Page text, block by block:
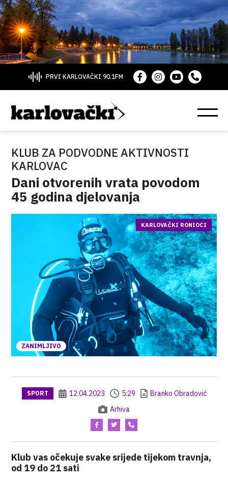
PRVI KARLOVAČKI 90.1FM
KLUB ZA PODVODNE AKTIVNOSTI
KARLOVAC
Dani otvorenih vrata povodom
45 godina djelovanja
ZANIMLJIVO
KARLOVAČKI RONIOCI
SPORT 12.04.2023 5:29
Branko Obradović
Arhiva
Klub vas očekuje svake srijede tijekom travnja,
od 19 do 21 sati